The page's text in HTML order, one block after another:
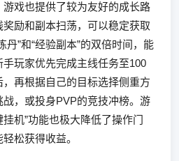
戏也提供了较为友好的成长路
励和副本扫荡，可以稳定获取
丹”和“经验副本”的双倍时间，能
玩家优先完成主线任务至100
再根据自己的目标选择侧重方
，或投身PVP的竞技冲榜。游
挂机”功能也极大降低了操作门
松获得收益。